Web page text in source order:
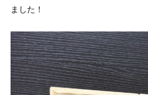
ました！